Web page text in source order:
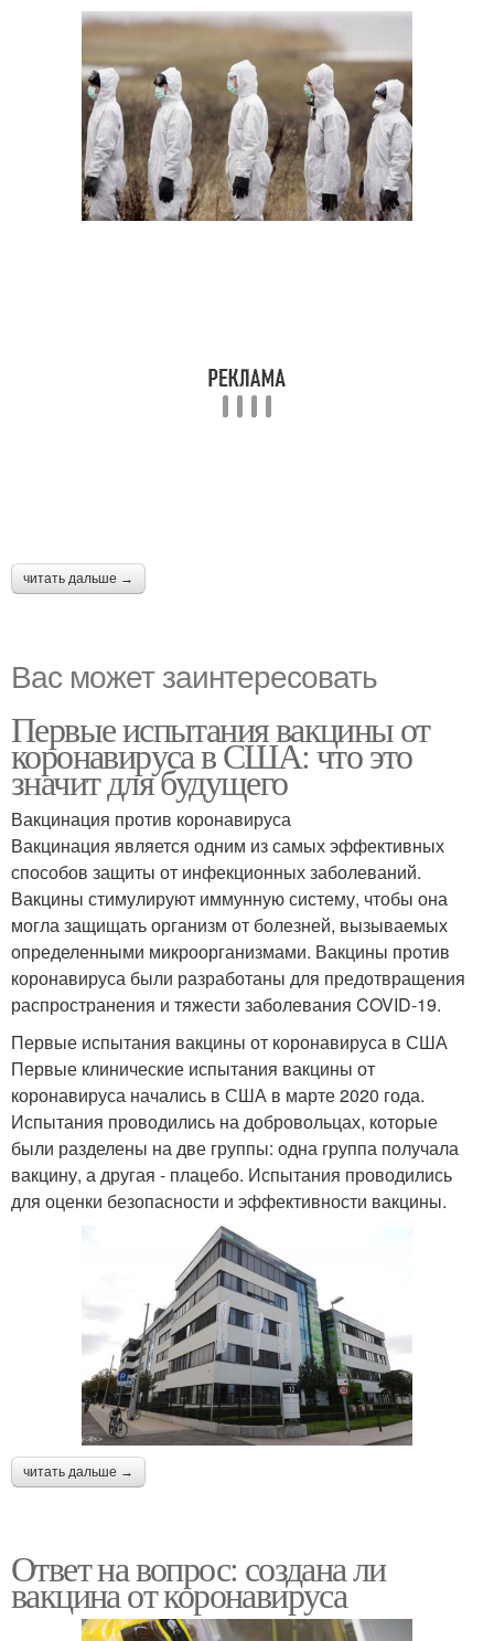
читать дальше →
Вас может заинтересовать
Первые испытания вакцины от
коронавируса в США: что это
значит для будущего
Вакцинация против коронавируса
Вакцинация является одним из самых эффективных
способов защиты от инфекционных заболеваний.
Вакцины стимулируют иммунную систему, чтобы она
могла защищать организм от болезней, вызываемых
определенными микроорганизмами. Вакцины против
коронавируса были разработаны для предотвращения
распространения и тяжести заболевания COVID-19.
Первые испытания вакцины от коронавируса в США
Первые клинические испытания вакцины от
коронавируса начались в США в марте 2020 года.
Испытания проводились на добровольцах, которые
были разделены на две группы: одна группа получала
вакцину, а другая - плацебо. Испытания проводились
для оценки безопасности и эффективности вакцины.
читать дальше →
Ответ на вопрос: создана ли
вакцина от коронавируса